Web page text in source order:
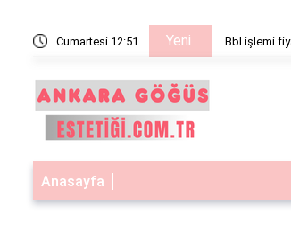
Cumartesi 12:51 Yeni Bbl işlemi
Anasayfa